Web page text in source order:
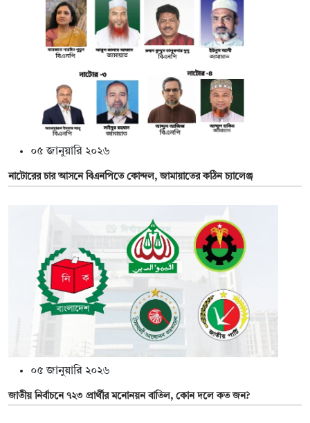
০৫ জানুয়ারি ২০২৬
নাটোরের চার আসনে বিএনপিতে কোন্দল, জামায়াতের কঠিন চ্যালেঞ্জ
০৫ জানুয়ারি ২০২৬
জাতীয় নির্বাচনে ৭২৩ প্রার্থীর মনোনয়ন বাতিল, কোন দলে কত জন?